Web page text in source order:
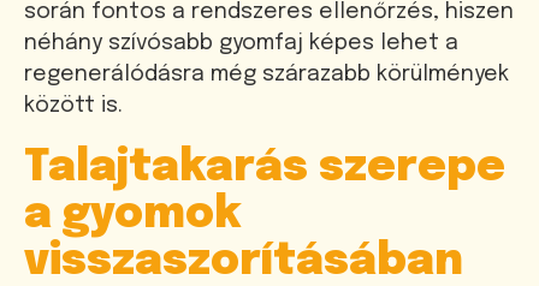
során fontos a rendszeres ellenőrzés, hiszen
néhány szívósabb gyomfaj képes lehet a
regenerálódásra még szárazabb körülmények
között is.
Talajtakarás szerepe
a gyomok
visszaszorításában